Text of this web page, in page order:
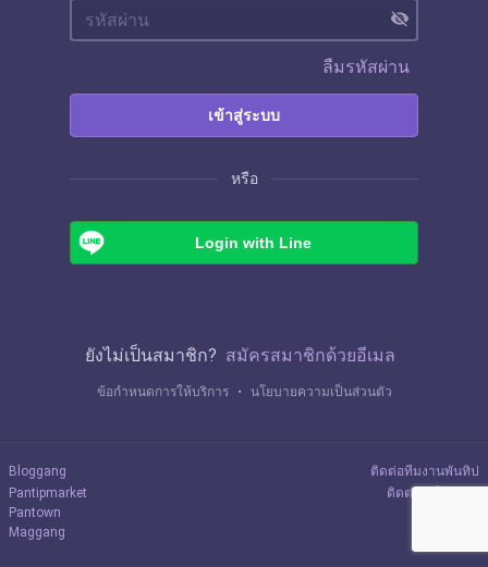
visibility_off
ลืมรหัสผ่าน
เข้าสู่ระบบ
หรือ
Login with Line
ยังไม่เป็นสมาชิก? สมัครสมาชิกด้วยอีเมล
ข้อกำหนดการให้บริการ ・ นโยบายความเป็นส่วนตัว
Bloggang
Pantipmarket
Pantown
Maggang
ติดต่อทีมงานพันทิป
ติดต่อลงโฆษณา